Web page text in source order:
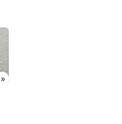
»